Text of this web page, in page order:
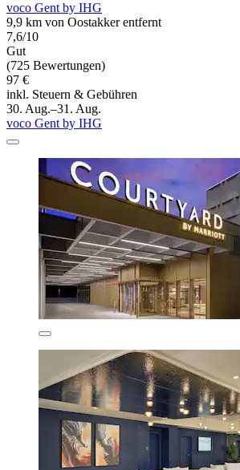
voco Gent by IHG
9,9 km von Oostakker entfernt
7,6/10
Gut
(725 Bewertungen)
97 €
inkl. Steuern & Gebühren
30. Aug.–31. Aug.
voco Gent by IHG